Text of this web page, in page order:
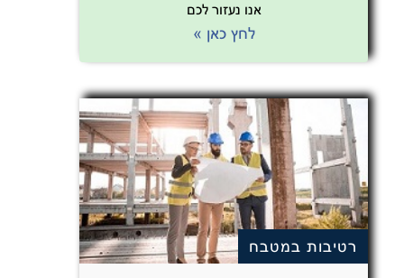
אנו נעזור לכם
לחץ כאן »
רטיבות במטבח